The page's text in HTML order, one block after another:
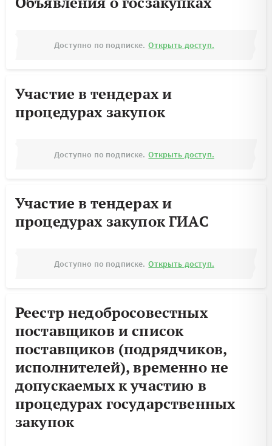
Доступно по подписке. Открыть доступ.
Участие в тендерах и
процедурах закупок
Доступно по подписке. Открыть доступ.
Участие в тендерах и
процедурах закупок ГИАС
Доступно по подписке. Открыть доступ.
Реестр недобросовестных
поставщиков и список
поставщиков (подрядчиков,
исполнителей), временно не
допускаемых к участию в
процедурах государственных
закупок